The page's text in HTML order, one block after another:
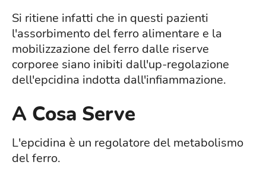
Si ritiene infatti che in questi pazienti
l'assorbimento del ferro alimentare e la
mobilizzazione del ferro dalle riserve
corporee siano inibiti dall'up-regolazione
dell'epcidina indotta dall'infiammazione.
A Cosa Serve
L'epcidina è un regolatore del metabolismo
del ferro.